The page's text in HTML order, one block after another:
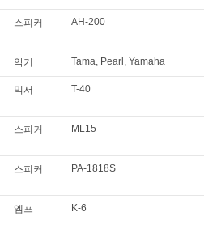
스피커 AH-200
악기 Tama, Pearl, Yamaha
믹서 T-40
스피커 ML15
스피커 PA-1818S
엠프 K-6